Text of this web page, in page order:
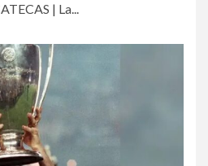
| La...